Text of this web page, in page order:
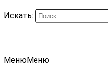
Искать:
МенюМеню